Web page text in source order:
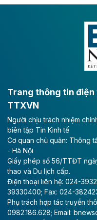
Đông A dài khoảng
lực phát triển kinh tế -
Long Thành
Tổng công ty Cảng
(ACV) vừa lập kỷ lục
II/2026.
Theo baodautu.vn
Vinaconex lập
Tổng CTCP Xuất nhập
(Vinaconex) đã khép
thuần gần 7.268 tỷ
cũng là mức cao nhất
Trang thông tin
TTXVN
Người chịu trách nhiệm
biên tập Tin Kinh tế
Cơ quan chủ quản: Thông
- Hà Nội
Giấy phép số 56/TTĐT
thao và Du lịch cấp.
Điện thoại liên hệ: 024-
39330400; Fax: 024-
Phụ trách hợp tác truyền
0982.186.628; Email: